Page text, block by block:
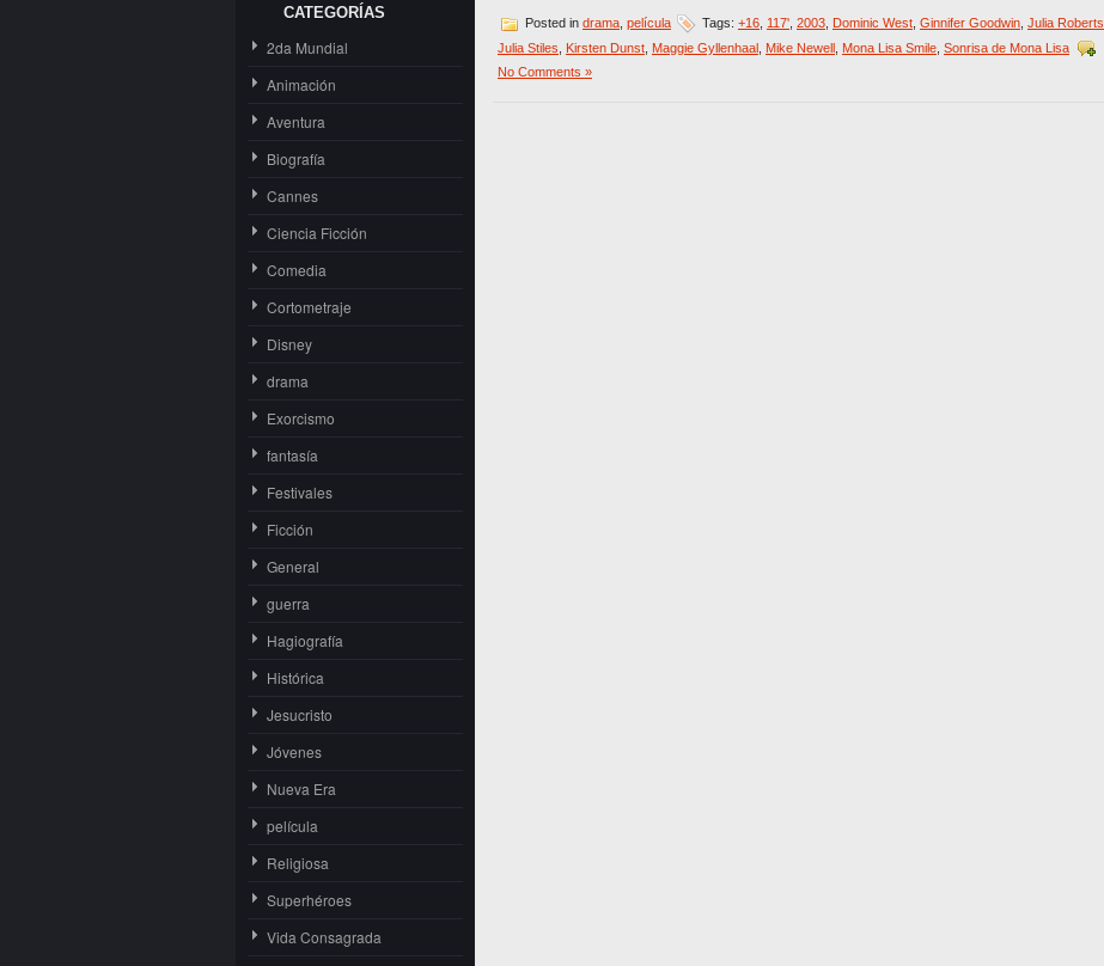
CATEGORÍAS
2da Mundial
Animación
Aventura
Biografía
Cannes
Ciencia Ficción
Comedia
Cortometraje
Disney
drama
Exorcismo
fantasía
Festivales
Ficción
General
guerra
Hagiografía
Histórica
Jesucristo
Jóvenes
Nueva Era
película
Religiosa
Superhéroes
Vida Consagrada
Posted in drama película Tags: +16 117' 2003 Dominic West Ginnifer Goodwin Julia Roberts
Julia Stiles
Kirsten Dunst Maggie Gyllenhaal Mike Newell Mona Lisa Smile Sonrisa de Mona Lisa
No Comments »